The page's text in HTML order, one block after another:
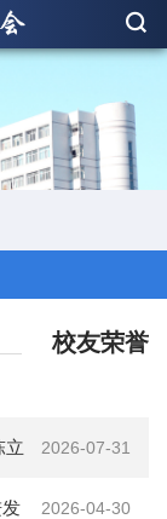
校友荣誉
2026-07-31
立
2026-04-30